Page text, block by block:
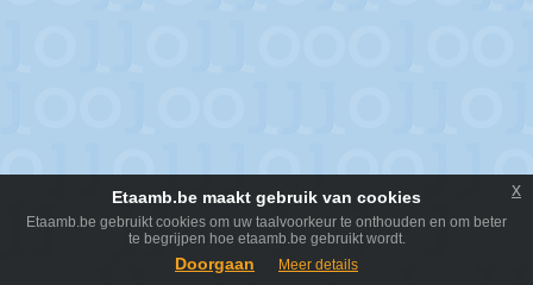
Etaamb.be maakt gebruik van cookies
Etaamb.be gebruikt cookies om uw taalvoorkeur te onthouden en om beter
te begrijpen hoe etaamb.be gebruikt wordt.
Doorgaan Meer details
x